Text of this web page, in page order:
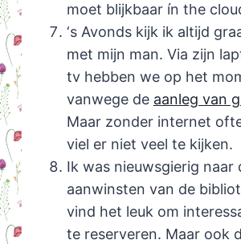
moet blijkbaar ín the
‘s Avonds kijk ik altijd
met mijn man. Via zijn
tv hebben we op het
vanwege de aanleg van
Maar zonder internet
viel er niet veel te kijken.
Ik was nieuwsgierig naar
aanwinsten van de
vind het leuk om
te reserveren. Maar ook